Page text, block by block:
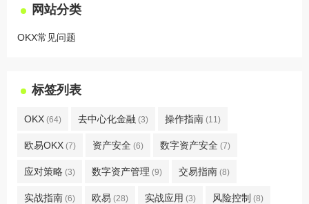
网站分类
OKX常见问题
标签列表
OKX (64) 去中心化金融 (3) 操作指南 (11)
欧易OKX (7) 资产安全 (6) 数字资产安全 (7)
应对策略 (3) 数字资产管理 (9) 交易指南 (8)
实战指南 (6) 欧易 (28) 实战应用 (3) 风险控制 (8)